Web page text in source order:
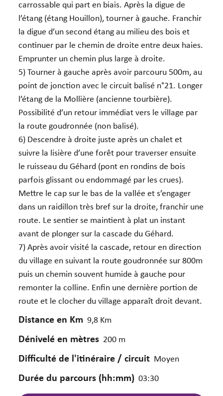
carrossable qui part en biais. Après la digue de
l’étang (étang Houillon), tourner à gauche. Franchir
la digue d’un second étang au milieu des bois et
continuer par le chemin de droite entre deux haies.
Emprunter un chemin plus large à droite.
5) Tourner à gauche après avoir parcouru 500m, au
point de jonction avec le circuit balisé n°21. Longer
l’étang de la Mollière (ancienne tourbière).
Possibilité d’un retour immédiat vers le village par
la route goudronnée (non balisé).
6) Descendre à droite juste après un chalet et
suivre la lisière d’une forêt pour traverser ensuite
le ruisseau du Géhard (pont en rondins de bois
parfois glissant ou endommagé par les crues).
Mettre le cap sur le bas de la vallée et s’engager
dans un raidillon très bref sur la droite, franchir une
route. Le sentier se maintient à plat un instant
avant de plonger sur la cascade du Géhard.
7) Après avoir visité la cascade, retour en direction
du village en suivant la route goudronnée sur 800m
puis un chemin souvent humide à gauche pour
remonter la colline. Enfin une dernière portion de
route et le clocher du village apparaît droit devant.
Distance en Km 9,8 Km
Dénivelé en mètres 200 m
Difficulté de l'itinéraire / circuit Moyen
Durée du parcours (hh:mm) 03:30